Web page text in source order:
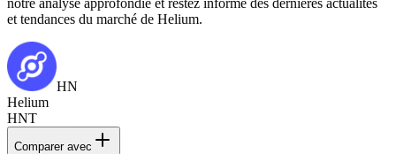
et tendances du marché de Helium.
HN
Helium
HNT
Comparer avec